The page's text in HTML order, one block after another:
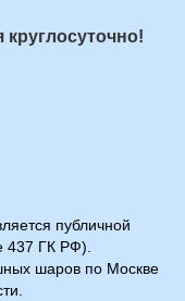
публичной
437 ГК РФ).
шаров по Москве